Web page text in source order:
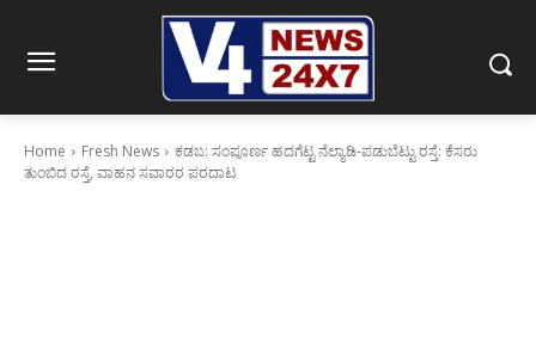
Home Fresh News
ಕಡಬ: ಸಂಪೂರ್ಣ ಹದಗೆಟ್ಟ ನೆಲ್ಯಾಡಿ-ಪಡುಬೆಟ್ಟು ರಸ್ತೆ: ಕೆಸರು
ತುಂಬಿದ ರಸ್ತೆ, ವಾಹನ ಸವಾರರ ಪರದಾಟ